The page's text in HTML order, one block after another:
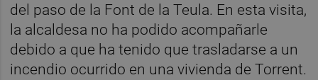
del paso de la Font de la Teula. En esta visita,
la alcaldesa no ha podido acompañarle
debido a que ha tenido que trasladarse a un
incendio ocurrido en una vivienda de Torrent.